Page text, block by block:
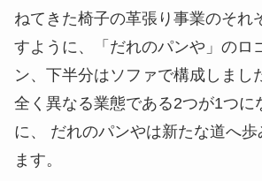
ねてきた椅子の革張り事業のそれ
すように、「だれのパンや」のロ
ン、下半分はソファで構成しまし
全く異なる業態である2つが1つに
に、 だれのパンやは新たな道へ歩
ます。